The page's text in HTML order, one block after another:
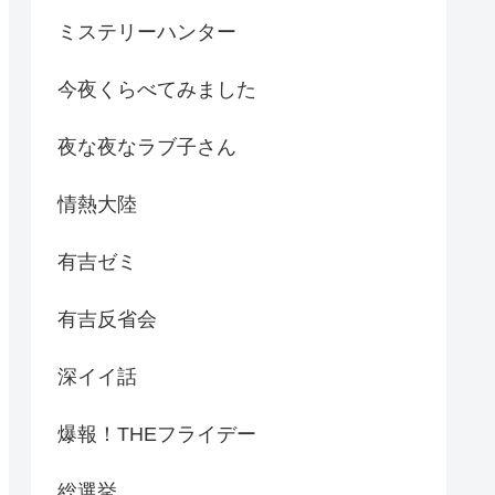
ミステリーハンター
今夜くらべてみました
夜な夜なラブ子さん
情熱大陸
有吉ゼミ
有吉反省会
深イイ話
爆報！THEフライデー